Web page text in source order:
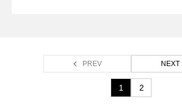
PREV NEXT
1 2